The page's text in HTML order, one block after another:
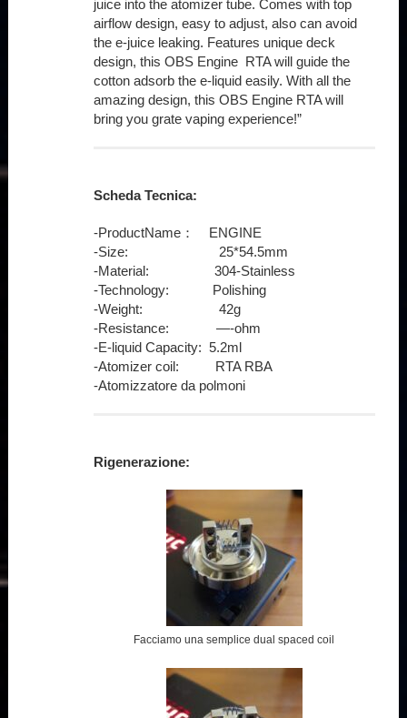
juice into the atomizer tube. Comes with top
airflow design, easy to adjust, also can avoid
the e-juice leaking. Features unique deck
design, this OBS Engine RTA will guide the
cotton adsorb the e-liquid easily. With all the
amazing design, this OBS Engine RTA will
bring you grate vaping experience!”
Scheda Tecnica:
-ProductName： ENGINE
-Size: 25*54.5mm
-Material: 304-Stainless
-Technology: Polishing
-Weight: 42g
-Resistance: —-ohm
-E-liquid Capacity: 5.2ml
-Atomizer coil: RTA RBA
-Atomizzatore da polmoni
Rigenerazione:
Facciamo una semplice dual spaced coil